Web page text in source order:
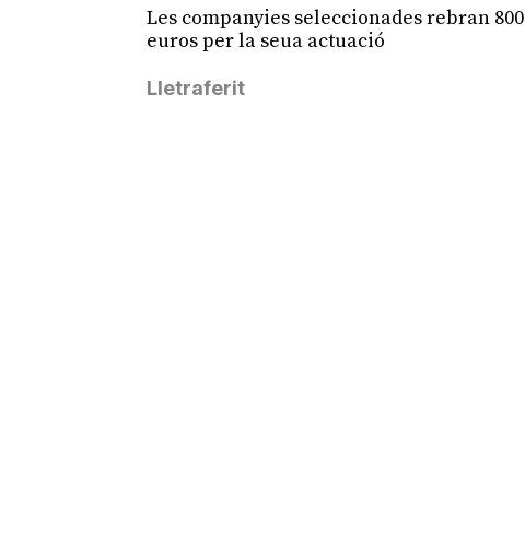
Les companyies seleccionades rebran 800
euros per la seua actuació
Lletraferit